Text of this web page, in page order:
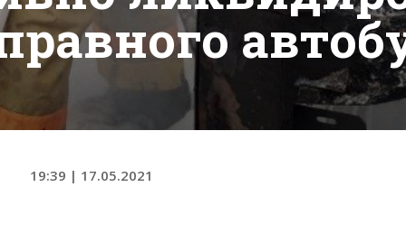
19:39 | 17.05.2021